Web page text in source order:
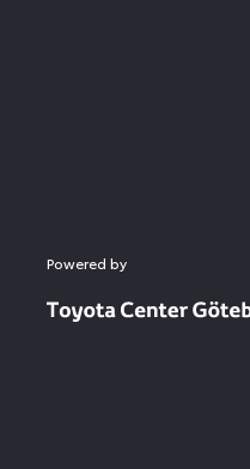
Powered by